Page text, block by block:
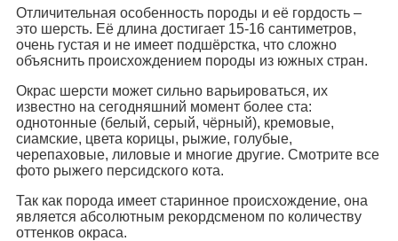
Отличительная особенность породы и её гордость –
это шерсть. Её длина достигает 15-16 сантиметров,
очень густая и не имеет подшёрстка, что сложно
объяснить происхождением породы из южных стран.
Окрас шерсти может сильно варьироваться, их
известно на сегодняшний момент более ста:
однотонные (белый, серый, чёрный), кремовые,
сиамские, цвета корицы, рыжие, голубые,
черепаховые, лиловые и многие другие. Смотрите все
фото рыжего персидского кота.
Так как порода имеет старинное происхождение, она
является абсолютным рекордсменом по количеству
оттенков окраса.